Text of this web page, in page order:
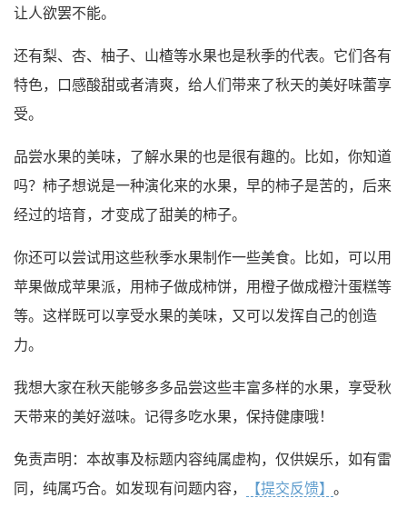
让人欲罢不能。
还有梨、杏、柚子、山楂等水果也是秋季的代表。它们各有
特色，口感酸甜或者清爽，给人们带来了秋天的美好味蕾享
受。
品尝水果的美味，了解水果的也是很有趣的。比如，你知道
吗？柿子想说是一种演化来的水果，早的柿子是苦的，后来
经过的培育，才变成了甜美的柿子。
你还可以尝试用这些秋季水果制作一些美食。比如，可以用
苹果做成苹果派，用柿子做成柿饼，用橙子做成橙汁蛋糕等
等。这样既可以享受水果的美味，又可以发挥自己的创造
力。
我想大家在秋天能够多多品尝这些丰富多样的水果，享受秋
天带来的美好滋味。记得多吃水果，保持健康哦！
免责声明：本故事及标题内容纯属虚构，仅供娱乐，如有雷
同，纯属巧合。如发现有问题内容，
【提交反馈】 。